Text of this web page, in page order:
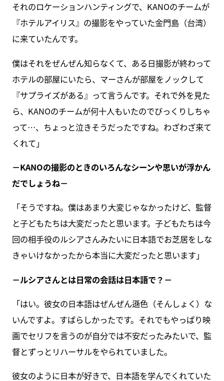
それのロケーションハンティングで、KANOのチームが
『ホテルアイリス』の撮影をやっていた金門島（台湾）
に来ていたんです。
僕はそれをぜんぜん知らなくて、ある日撮影が終わって
ホテルの部屋にいたら、マーさんが部屋をノックして
『サプライズがある』って言うんです。それで外を見た
ら、KANOのチームが何十人もいたのでびっくりしちゃ
って…、ちょっと泣きそうだったですね。わざわざ来て
くれて」
－KANOの撮影のときのいろんなシーンや思いが浮かん
だでしょうね－
「そうですね。僕はあまり大変じゃなかったけど、監督
と子どもたちは大変だったと思います。子どもたちは今
回の相手役のルシアさんみたいに日本語でお芝居をしな
きゃいけなかったから本当に大変だったと思います」
－ルシアさんとは日常の会話は日本語で？－
「はい。彼女の日本語はぜんぜん遜色（そんしょく）な
いんですよ。すばらしかったです。それでもやっぱり映
画でセリフを言うのが自分では不安だったみたいで、監
督とずっとリハーサルをやられていました。
彼女のように日本が好きで、日本語を学んでくれていた